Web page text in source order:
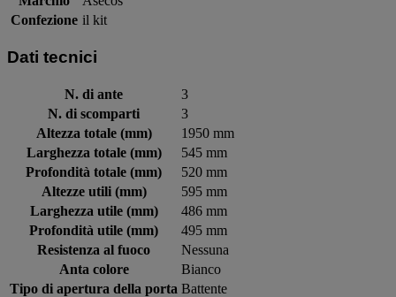
Confezione il kit
Dati tecnici
N. di ante
3
N. di scomparti
3
Altezza totale (mm)
1950 mm
Larghezza totale (mm)
545 mm
Profondità totale (mm)
520 mm
Altezze utili (mm)
595 mm
Larghezza utile (mm)
486 mm
Profondità utile (mm)
495 mm
Resistenza al fuoco
Nessuna
Anta colore
Bianco
Tipo di apertura della porta Battente